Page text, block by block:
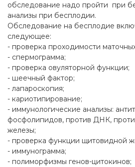
обследование надо пройти при
анализы при бесплодии.
Обследование на бесплодие
следующее:
- проверка проходимости
- спермограмма;
- проверка овуляторной функции;
- шеечный фактор;
- лапароскопия;
- кариотипирование;
- иммунологические анализы:
фосфолипидов, против ДНК,
железы;
- проверка функции щитовидной
- иммунограмма;
- полиморфизмы генов-цитокинов;